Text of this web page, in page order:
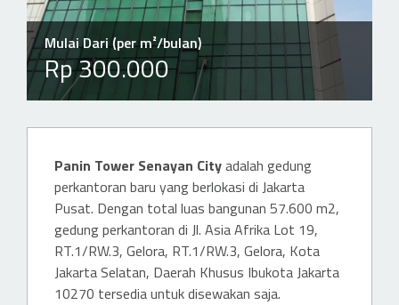
Mulai Dari (per m²/bulan)
Rp 300.000
Panin Tower Senayan Cityadalah gedung
perkantoran baru yang berlokasi di Jakarta
Pusat. Dengan total luas bangunan 57.600 m2,
gedung perkantoran di Jl. Asia Afrika Lot 19,
RT.1/RW.3, Gelora, RT.1/RW.3, Gelora, Kota
Jakarta Selatan, Daerah Khusus Ibukota Jakarta
10270 tersedia untuk disewakan saja.